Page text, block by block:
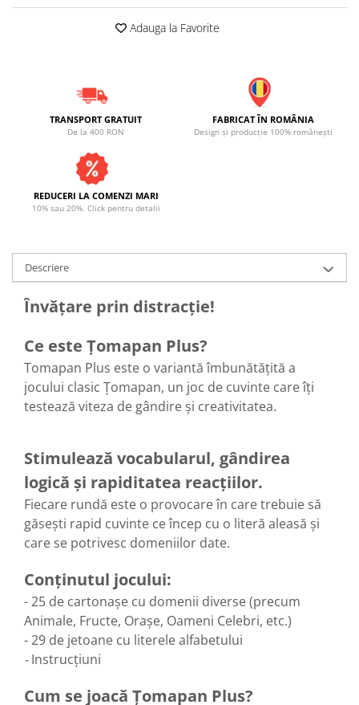
Adauga la Favorite
TRANSPORT GRATUIT
De la 400 RON
FABRICAT ÎN ROMÂNIA
Design și producție 100% românești
REDUCERI LA COMENZI MARI
10% sau 20%. Click pentru detalii
Descriere
Învățare prin distracție!
Ce este Țomapan Plus?
Tomapan Plus este o variantă îmbunătățită a
jocului clasic Țomapan, un joc de cuvinte care îți
testează viteza de gândire și creativitatea.
Stimulează vocabularul, gândirea
logică și rapiditatea reacțiilor.
Fiecare rundă este o provocare în care trebuie să
găsești rapid cuvinte ce încep cu o literă aleasă și
care se potrivesc domeniilor date.
Conținutul jocului:
- 25 de cartonașe cu domenii diverse (precum
Animale, Fructe, Orașe, Oameni Celebri, etc.)
- 29 de jetoane cu literele alfabetului
-Instrucțiuni
Cum se joacă Țomapan Plus?